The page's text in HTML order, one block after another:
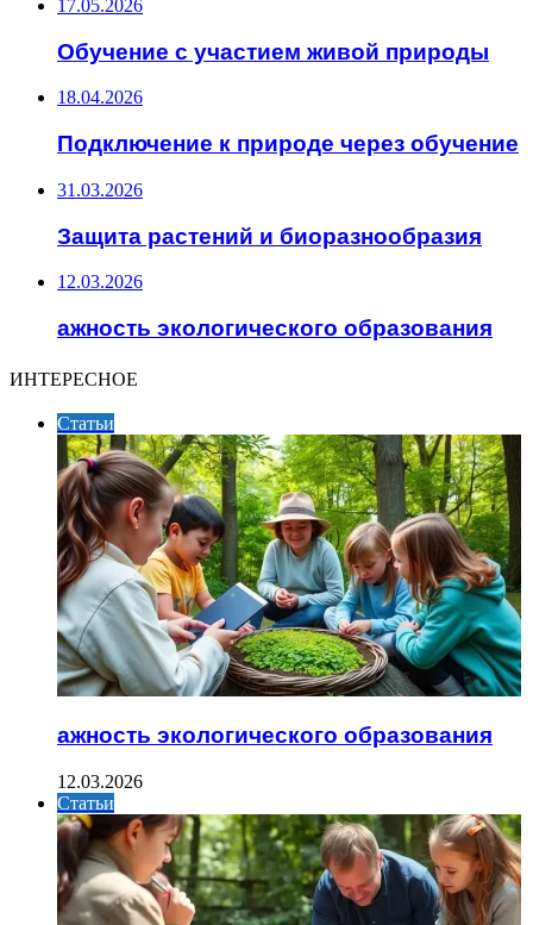
17.05.2026
Обучение с участием живой природы
18.04.2026
Подключение к природе через обучение
31.03.2026
Защита растений и биоразнообразия
12.03.2026
ажность экологического образования
ИНТЕРЕСНОЕ
Статьи
ажность экологического образования
12.03.2026
Статьи